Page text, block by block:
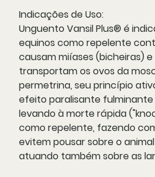
Indicações de Uso:
Unguento Vansil Plus® é
equinos como repelente
causam miíases (bicheiras)
transportam os ovos da
permetrina, seu princípio
efeito paralisante fulminante
levando à morte rápida
como repelente, fazendo
evitem pousar sobre o
atuando também sobre as